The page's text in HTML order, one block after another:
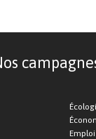
Emploi